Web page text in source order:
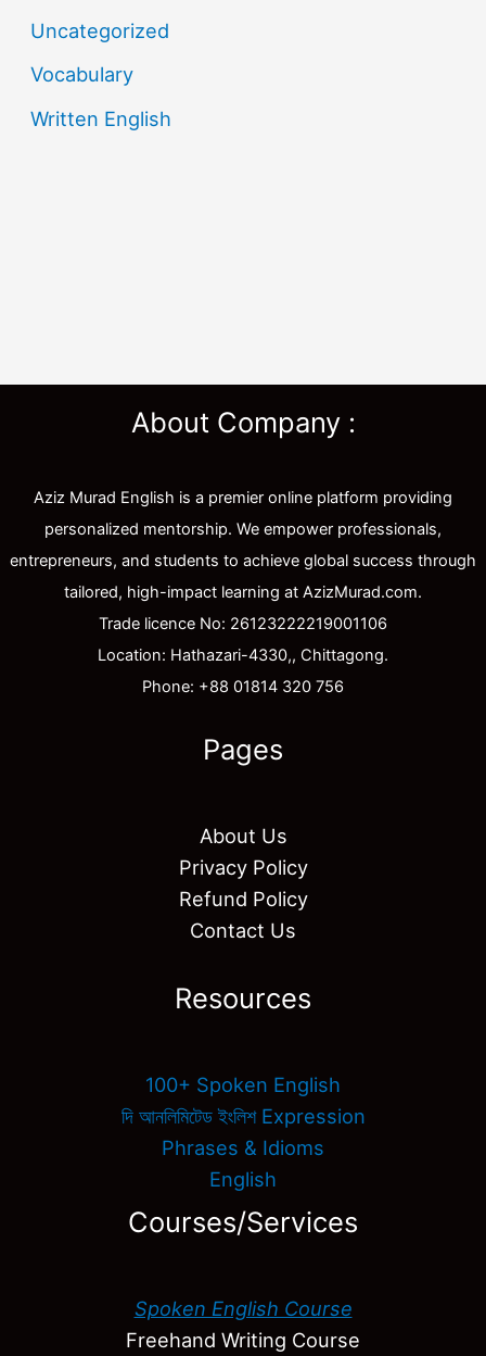
Uncategorized
Vocabulary
Written English
About Company :
Aziz Murad English is a premier online platform providing
personalized mentorship. We empower professionals,
entrepreneurs, and students to achieve global success through
tailored, high-impact learning at AzizMurad.com.
Trade licence No: 26123222219001106
Location: Hathazari-4330,, Chittagong.
Phone: +88 01814 320 756
Pages
About Us
Privacy Policy
Refund Policy
Contact Us
Resources
100+ Spoken English
দি আনলিমিটেড ইংলিশ Expression
Phrases & Idioms
English
Courses/Services
Spoken English Course
Freehand Writing Course